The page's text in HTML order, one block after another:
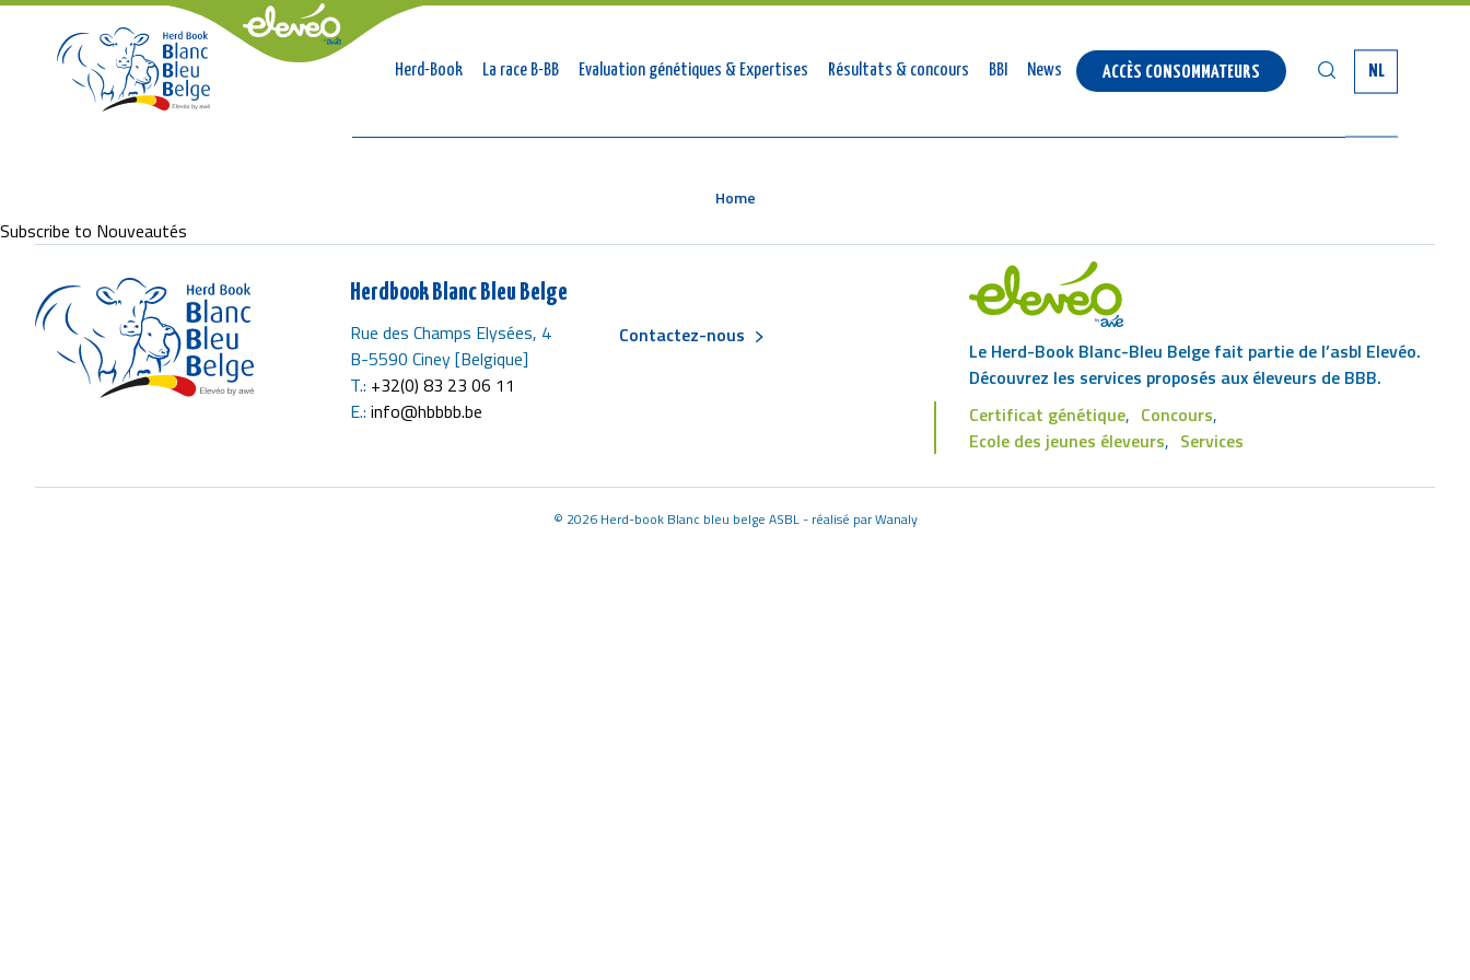
Navigation
Herd-Book La race B-BB Evaluation génétiques & Expertises Résultats & concours BBI News ACCÈS CONSOMMATEURS SEARCH NL
Breadcrumb
Home
Subscribe to Nouveautés
Herdbook Blanc Bleu Belge
Rue des Champs Elysées, 4
B-5590 Ciney [Belgique]
T.: +32(0) 83 23 06 11
E.: info@hbbbb.be
de
Contactez-nous
Le Herd-Book Blanc-Bleu Belge fait partie de l’asbl Elevéo.
Découvrez les services proposés aux éleveurs de BBB.
Footer
Certificat génétique
Concours
Ecole des jeunes éleveurs
Services
© 2026 Herd-book Blanc bleu belge ASBL - réalisé parWanaly